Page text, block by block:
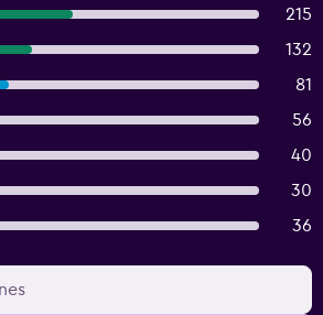
215
132
81
56
40
30
36